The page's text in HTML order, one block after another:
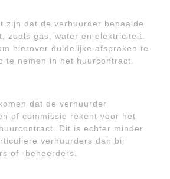
zijn dat de verhuurder bepaalde
zoals gas, water en elektriciteit.
hierover duidelijke afspraken te
te nemen in het huurcontract.
dat de verhuurder
of commissie rekent voor het
Dit is echter minder
verhuurders dan bij
of -beheerders.